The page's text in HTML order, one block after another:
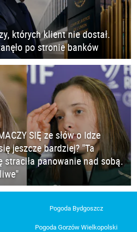
których klient nie dostał.
po stronie banków
SIĘ ze słów o Idze
jeszcze bardziej? "Ta
straciła panowanie nad sobą.
Pogoda Bydgoszcz
Pogoda Gorzów Wielkopolski